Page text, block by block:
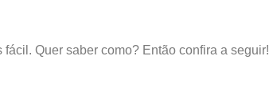
Quer saber como? Então confira a seguir!